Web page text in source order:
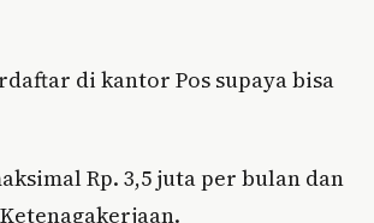
di kantor Pos supaya bisa
Rp. 3,5 juta per bulan dan